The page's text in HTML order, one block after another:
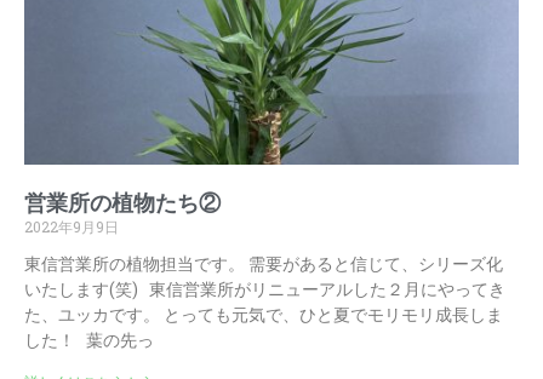
営業所の植物たち②
2022年9月9日
東信営業所の植物担当です。 需要があると信じて、シリーズ化
いたします(笑) 東信営業所がリニューアルした２月にやってき
た、ユッカです。 とっても元気で、ひと夏でモリモリ成長しま
した！ 葉の先っ